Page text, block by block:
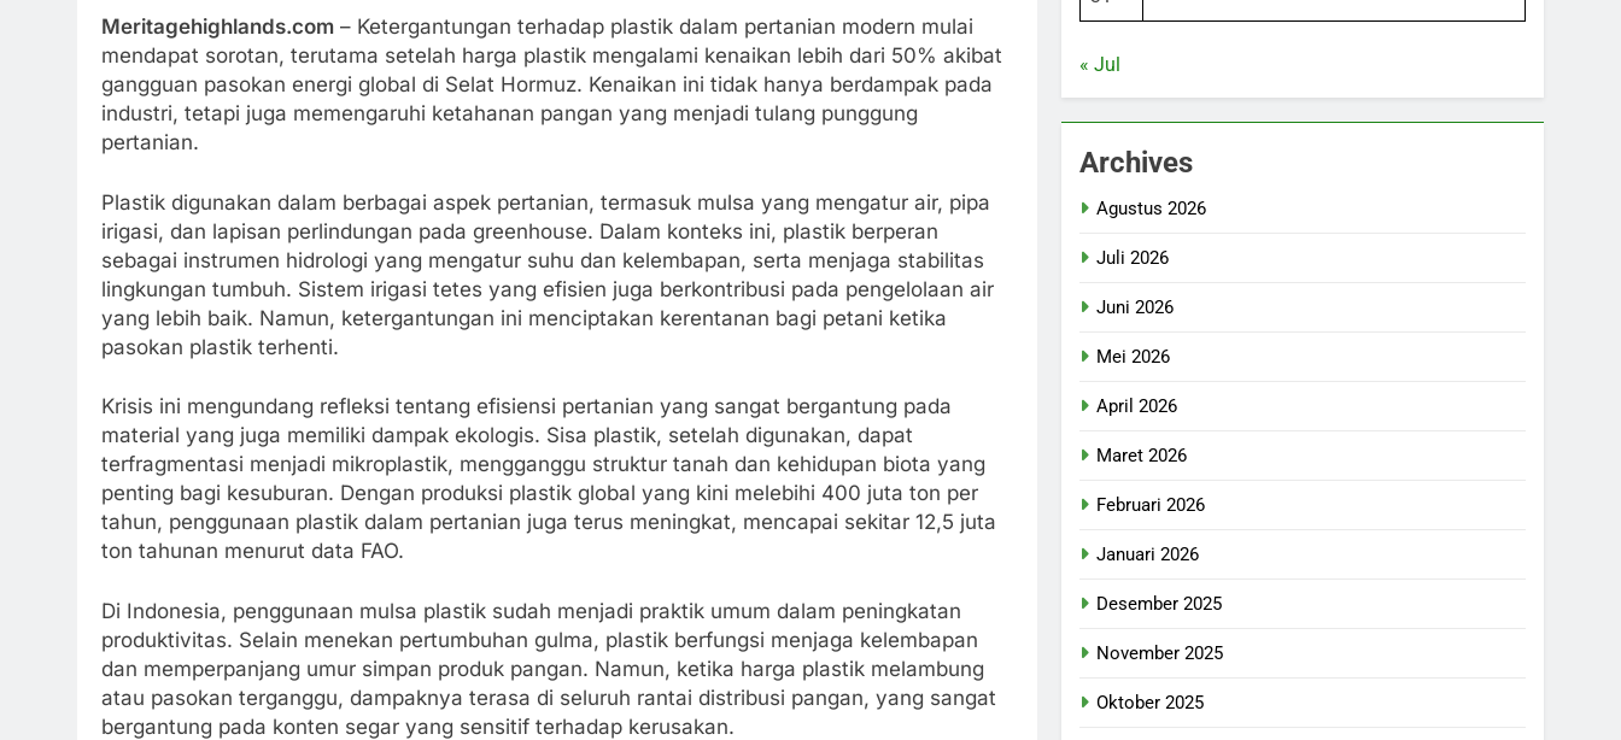
Meritagehighlands.com – Ketergantungan terhadap plastik dalam pertanian modern mulai
mendapat sorotan, terutama setelah harga plastik mengalami kenaikan lebih dari 50% akibat
gangguan pasokan energi global di Selat Hormuz. Kenaikan ini tidak hanya berdampak pada
industri, tetapi juga memengaruhi ketahanan pangan yang menjadi tulang punggung
pertanian.
Plastik digunakan dalam berbagai aspek pertanian, termasuk mulsa yang mengatur air, pipa
irigasi, dan lapisan perlindungan pada greenhouse. Dalam konteks ini, plastik berperan
sebagai instrumen hidrologi yang mengatur suhu dan kelembapan, serta menjaga stabilitas
lingkungan tumbuh. Sistem irigasi tetes yang efisien juga berkontribusi pada pengelolaan air
yang lebih baik. Namun, ketergantungan ini menciptakan kerentanan bagi petani ketika
pasokan plastik terhenti.
Krisis ini mengundang refleksi tentang efisiensi pertanian yang sangat bergantung pada
material yang juga memiliki dampak ekologis. Sisa plastik, setelah digunakan, dapat
terfragmentasi menjadi mikroplastik, mengganggu struktur tanah dan kehidupan biota yang
penting bagi kesuburan. Dengan produksi plastik global yang kini melebihi 400 juta ton per
tahun, penggunaan plastik dalam pertanian juga terus meningkat, mencapai sekitar 12,5 juta
ton tahunan menurut data FAO.
Di Indonesia, penggunaan mulsa plastik sudah menjadi praktik umum dalam peningkatan
produktivitas. Selain menekan pertumbuhan gulma, plastik berfungsi menjaga kelembapan
dan memperpanjang umur simpan produk pangan. Namun, ketika harga plastik melambung
atau pasokan terganggu, dampaknya terasa di seluruh rantai distribusi pangan, yang sangat
bergantung pada konten segar yang sensitif terhadap kerusakan.
« Jul
Archives
Agustus 2026
Juli 2026
Juni 2026
Mei 2026
April 2026
Maret 2026
Februari 2026
Januari 2026
Desember 2025
November 2025
Oktober 2025